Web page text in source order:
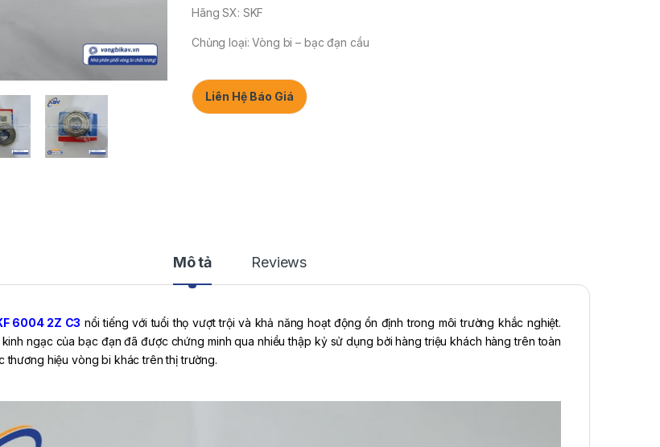
Hãng SX: SKF
Chủng loại: Vòng bi – bạc đạn cầu
Liên Hệ Báo Giá
Mô tả Reviews
6004 2Z C3 nổi tiếng với tuổi thọ vượt trội và khả năng hoạt động ổn định trong môi trường khắc nghiệt.
ngạc của bạc đạn đã được chứng minh qua nhiều thập kỷ sử dụng bởi hàng triệu khách hàng trên toàn
thương hiệu vòng bi khác trên thị trường.